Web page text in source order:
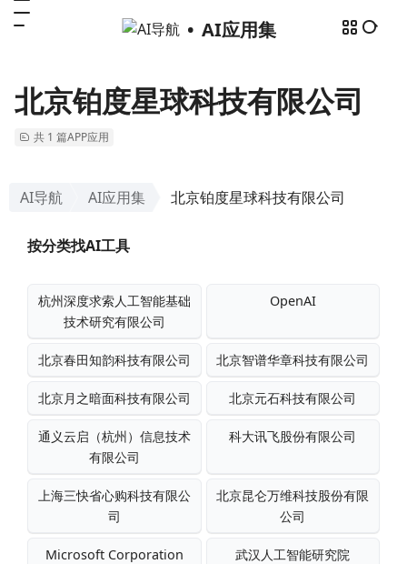
AI应用集
北京铂度星球科技有限公司
共 1 篇APP应用
AI导航 AI应用集 北京铂度星球科技有限公司
按分类找AI工具
杭州深度求索人工智能基础
技术研究有限公司
OpenAI
北京春田知韵科技有限公司 北京智谱华章科技有限公司
北京月之暗面科技有限公司 北京元石科技有限公司
通义云启（杭州）信息技术
有限公司
科大讯飞股份有限公司
上海三快省心购科技有限公
司
北京昆仑万维科技股份有限
公司
Microsoft Corporation 武汉人工智能研究院